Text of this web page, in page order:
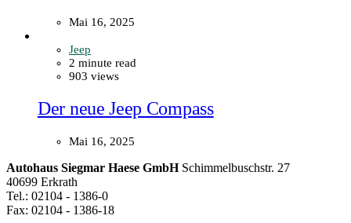
Mai 16, 2025
Jeep
2 minute read
903 views
Der neue Jeep Compass
Mai 16, 2025
Autohaus Siegmar Haese GmbHSchimmelbuschstr. 27
40699 Erkrath
Tel.: 02104 - 1386-0
Fax: 02104 - 1386-18